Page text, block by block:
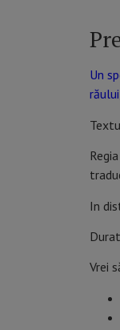
Un
In
Vrei